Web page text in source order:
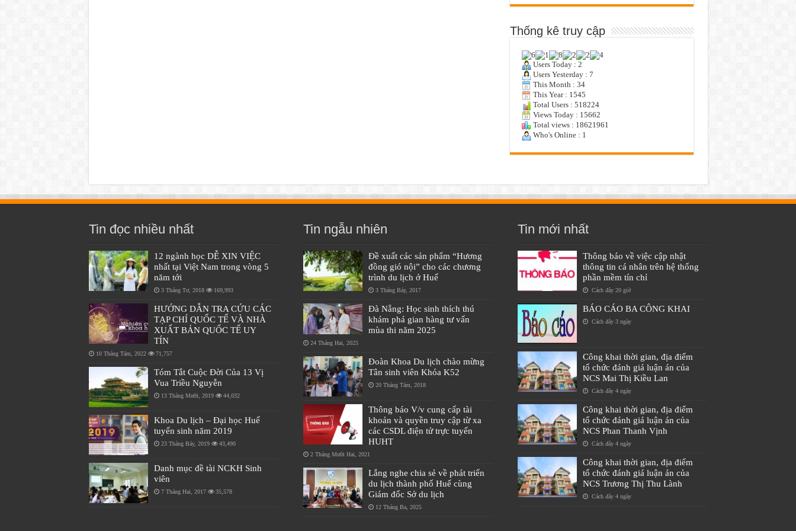
Thống kê truy cập
Users Today : 2
Users Yesterday : 7
This Month : 34
This Year : 1545
Total Users : 518224
Views Today : 15662
Total views : 18621961
Who's Online : 1
Tin đọc nhiều nhất
12 ngành học DỄ XIN VIỆC
nhất tại Việt Nam trong vòng 5
năm tới
3 Tháng Tư, 2018 169,993
HƯỚNG DẪN TRA CỨU CÁC
TẠP CHÍ QUỐC TẾ VÀ NHÀ
XUẤT BẢN QUỐC TẾ UY
TÍN
10 Tháng Tám, 2022 71,757
Tóm Tắt Cuộc Đời Của 13 Vị
Vua Triều Nguyễn
13 Tháng Mười, 2019 44,032
Khoa Du lịch – Đại học Huế
tuyển sinh năm 2019
23 Tháng Bảy, 2019 43,490
Danh mục đề tài NCKH Sinh
viên
7 Tháng Hai, 2017 35,578
Tin ngẫu nhiên
Đề xuất các sản phẩm “Hương
đồng gió nội” cho các chương
trình du lịch ở Huế
3 Tháng Bảy, 2017
Đà Nẵng: Học sinh thích thú
khám phá gian hàng tư vấn
mùa thi năm 2025
24 Tháng Hai, 2025
Đoàn Khoa Du lịch chào mừng
Tân sinh viên Khóa K52
20 Tháng Tám, 2018
Thông báo V/v cung cấp tài
khoản và quyền truy cập từ xa
các CSDL điện tử trực tuyến
HUHT
2 Tháng Mười Hai, 2021
Lắng nghe chia sẻ về phát triển
du lịch thành phố Huế cùng
Giám đốc Sở du lịch
12 Tháng Ba, 2025
Tin mới nhất
Thông báo về việc cập nhật
thông tin cá nhân trên hệ thống
phần mềm tín chỉ
Cách đây 20 giờ
BÁO CÁO BA CÔNG KHAI
Cách đây 3 ngày
Công khai thời gian, địa điểm
tổ chức đánh giá luận án của
NCS Mai Thị Kiều Lan
Cách đây 4 ngày
Công khai thời gian, địa điểm
tổ chức đánh giá luận án của
NCS Phan Thanh Vịnh
Cách đây 4 ngày
Công khai thời gian, địa điểm
tổ chức đánh giá luận án của
NCS Trương Thị Thu Lành
Cách đây 4 ngày